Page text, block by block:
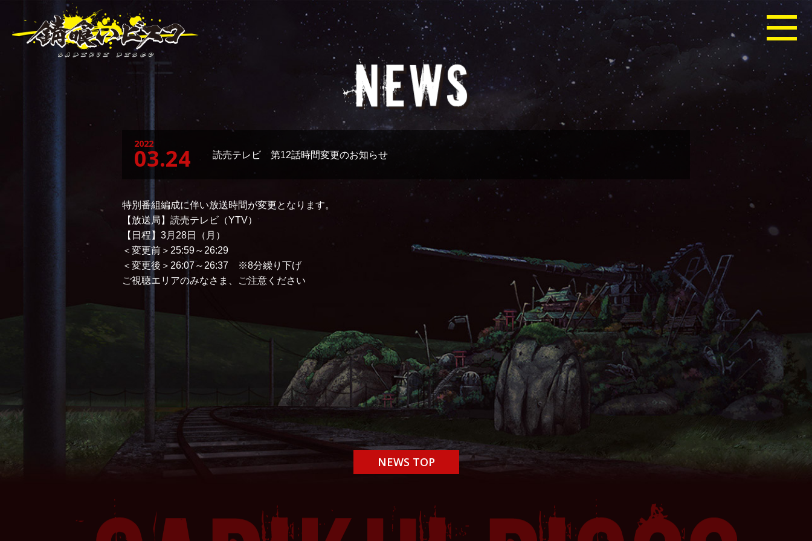
2022
03.24 読売テレビ 第12話時間変更のお知らせ
特別番組編成に伴い放送時間が変更となります。
【放送局】読売テレビ（YTV）
【日程】3月28日（月）
＜変更前＞25:59～26:29
＜変更後＞26:07～26:37 ※8分繰り下げ
ご視聴エリアのみなさま、ご注意ください
NEWS TOP